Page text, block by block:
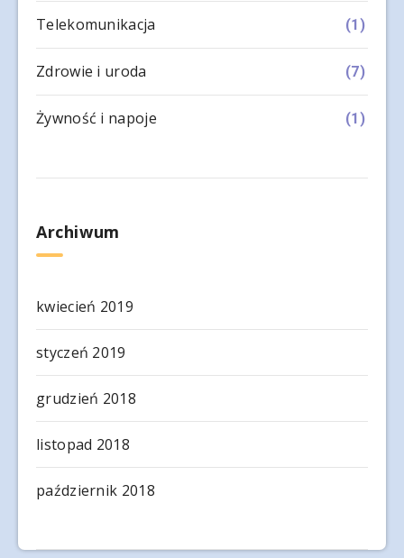
Telekomunikacja (1)
Zdrowie i uroda (7)
Żywność i napoje (1)
Archiwum
kwiecień 2019
styczeń 2019
grudzień 2018
listopad 2018
październik 2018